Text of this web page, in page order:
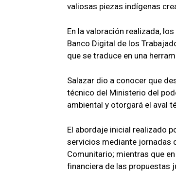
valiosas piezas indígenas
En la valoración realizada,
Banco Digital de los
que se traduce en una
Salazar dio a conocer que
técnico del Ministerio del
ambiental y otorgará el aval
El abordaje inicial realizado
servicios mediante jornadas
Comunitario; mientras que
financiera de las propuestas